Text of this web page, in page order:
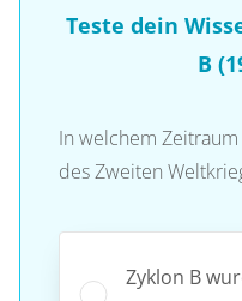
Teste dein
B
In welchem
des Zweiten
Zyklon B